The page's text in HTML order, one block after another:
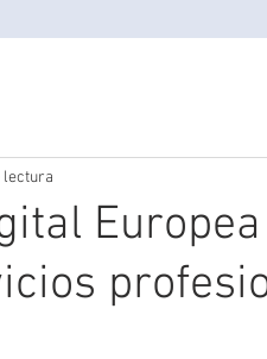
lectura